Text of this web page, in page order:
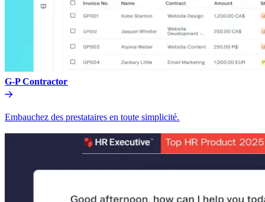
G-P Contractor​​
Embauchez des prestataires en toute simplicité.​​